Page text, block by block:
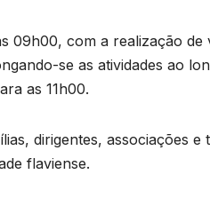
09h00, com a realização
se as atividades ao
as 11h00.
dirigentes, associações
flaviense.